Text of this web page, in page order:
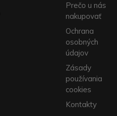
Prečo u nás
nakupovať
Ochrana
osobných
údajov
Zásady
používania
cookies
Kontakty